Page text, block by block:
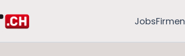
JobsFirmen